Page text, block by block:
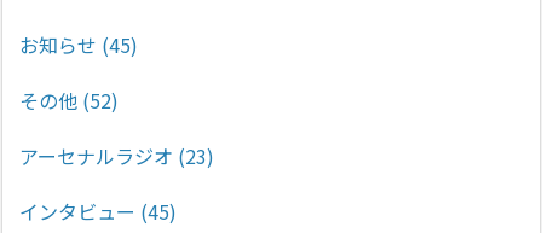
お知らせ (45)
その他 (52)
アーセナルラジオ (23)
インタビュー (45)